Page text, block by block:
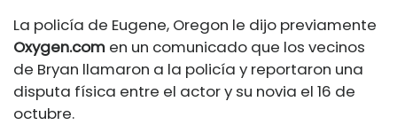
La policía de Eugene, Oregon le dijo previamente
Oxygen.com en un comunicado que los vecinos
de Bryan llamaron a la policía y reportaron una
disputa física entre el actor y su novia el 16 de
octubre.